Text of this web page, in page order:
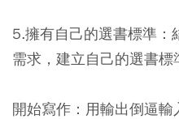
5.擁有自己的選書標準：
需求，建立自己的選書標
開始寫作：用輸出倒逼輸